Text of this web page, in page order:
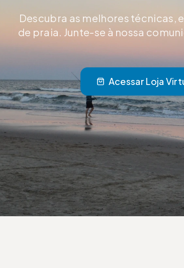
Descubra as melhores técnicas,
de praia. Junte-se à nossa
Acessar Loja